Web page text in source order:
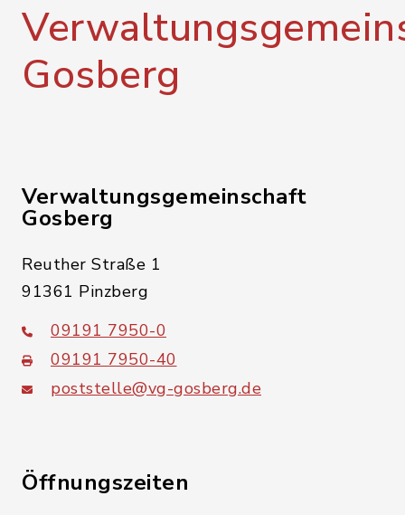
Gosberg
Verwaltungsgemeinschaft
Gosberg
Reuther Straße 1
91361 Pinzberg
09191 7950-0
09191 7950-40
poststelle@vg-gosberg.de
Öffnungszeiten